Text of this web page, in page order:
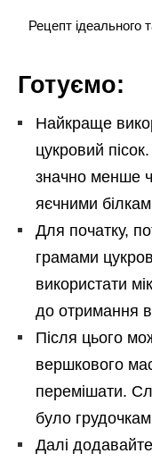
Рецепт ідеального
Готуємо:
Найкраще
цукровий
значно менше
яєчними
Для початку,
грамами
використати
до отримання
Після цього
вершкового
перемішати.
було
Далі